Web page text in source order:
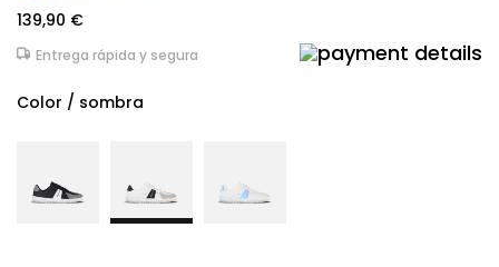
139,90 €
Entrega rápida y segura
Color / sombra